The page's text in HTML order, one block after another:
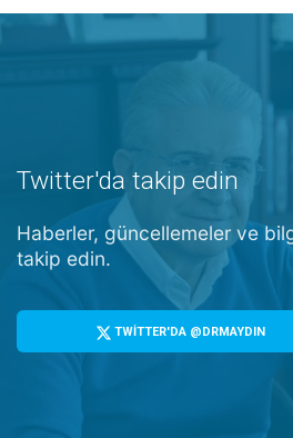
Twitter'da takip edin
Haberler, güncellemeler ve
takip edin.
TWİTTER'DA @DRMAYDIN